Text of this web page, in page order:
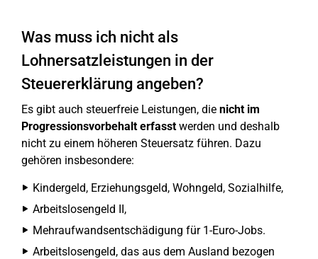
Was muss ich nicht als
Lohnersatzleistungen in der
Steuererklärung angeben?
Es gibt auch steuerfreie Leistungen, die nicht im
Progressionsvorbehalt erfasstwerden und deshalb
nicht zu einem höheren Steuersatz führen. Dazu
gehören insbesondere:
Kindergeld, Erziehungsgeld, Wohngeld, Sozialhilfe,
Arbeitslosengeld II,
Mehraufwandsentschädigung für 1-Euro-Jobs.
Arbeitslosengeld, das aus dem Ausland bezogen